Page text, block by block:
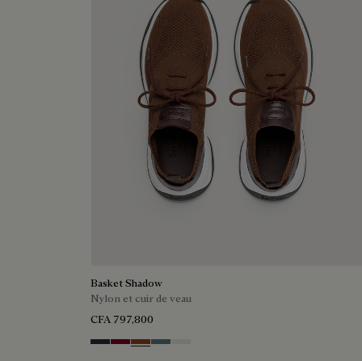
Basket Shadow
Nylon et cuir de veau
CFA 797,800
NavySaint Emilion Tri
ToffeeStone Denim